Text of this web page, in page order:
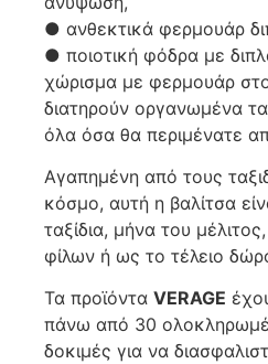
● ανθεκτικά φερμουάρ
● ποιοτική φόδρα με
χώρισμα με φερμουάρ
διατηρούν οργανωμένα
όλα όσα θα περιμένατε
Αγαπημένη από τους
κόσμο, αυτή η βαλίτσα
ταξίδια, μήνα του
φίλων ή ως το τέλειο
Τα προϊόντα VERAGE
πάνω από 30
δοκιμές για να